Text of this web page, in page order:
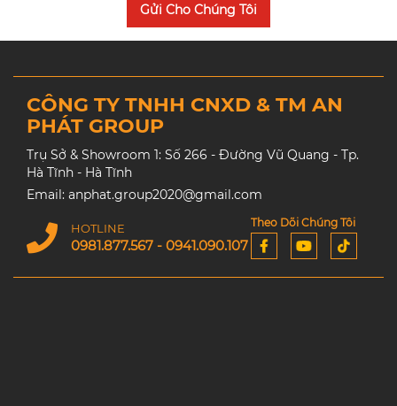
Gửi Cho Chúng Tôi
CÔNG TY TNHH CNXD & TM AN
PHÁT GROUP
Trụ Sở & Showroom 1: Số 266 - Đường Vũ Quang - Tp.
Hà Tĩnh - Hà Tĩnh
Email: anphat.group2020@gmail.com
HOTLINE
0981.877.567 - 0941.090.107
Theo Dõi Chúng Tôi